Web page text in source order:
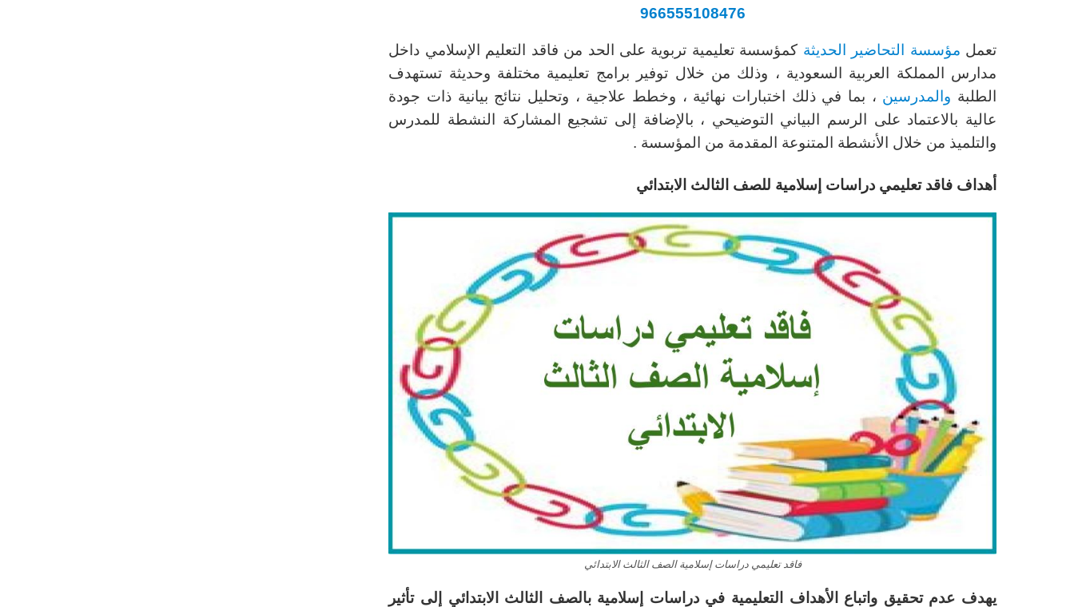
966555108476
تعمل مؤسسة التحاضير الحديثة كمؤسسة تعليمية تربوية على الحد من فاقد التعليم الإسلامي داخل
مدارس المملكة العربية السعودية ، وذلك من خلال توفير برامج تعليمية مختلفة وحديثة تستهدف
الطلبة والمدرسين ، بما في ذلك اختبارات نهائية ، وخطط علاجية ، وتحليل نتائج بيانية ذات جودة
عالية بالاعتماد على الرسم البياني التوضيحي ، بالإضافة إلى تشجيع المشاركة النشطة للمدرس
والتلميذ من خلال الأنشطة المتنوعة المقدمة من المؤسسة .
أهداف فاقد تعليمي دراسات إسلامية للصف الثالث الابتدائي
فاقد تعليمي دراسات إسلامية الصف الثالث الابتدائي
يهدف عدم تحقيق واتباع الأهداف التعليمية في دراسات إسلامية بالصف الثالث الابتدائي إلى تأثير